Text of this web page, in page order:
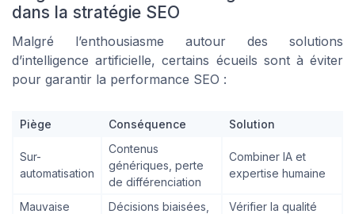
dans la stratégie SEO
Malgré l’enthousiasme autour des solutions
d’intelligence artificielle, certains écueils sont à éviter
pour garantir la performance SEO :
Piège Conséquence Solution
Sur-
automatisation
Contenus
génériques, perte
de différenciation
Combiner IA et
expertise humaine
Mauvaise
Décisions biaisées,
Vérifier la qualité